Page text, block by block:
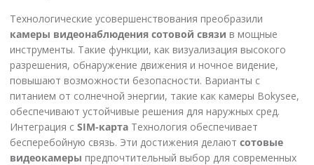
Технологические усовершенствования преобразили
камеры видеонаблюдения сотовой связи в мощные
инструменты. Такие функции, как визуализация высокого
разрешения, обнаружение движения и ночное видение,
повышают возможности безопасности. Варианты с
питанием от солнечной энергии, такие как камеры Bokysee,
обеспечивают устойчивые решения для наружных сред.
Интеграция с SIM-карта Технология обеспечивает
бесперебойную связь. Эти достижения делают сотовые
видеокамеры предпочтительный выбор для современных